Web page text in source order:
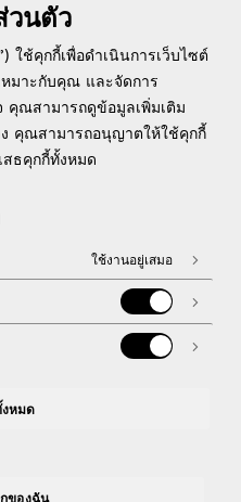
ทศไทย
วนตัว
ใช้คุกกี้เพื่อดำเนินการเว็บไซต์
หมาะกับคุณ และจัดการ
คุณสามารถดูข้อมูลเพิ่มเติม
ง คุณสามารถอนุญาตให้ใช้คุกกี้
สธคุกกี้ทั้งหมด
ใช้งานอยู่เสมอ
หมด
ของฉัน